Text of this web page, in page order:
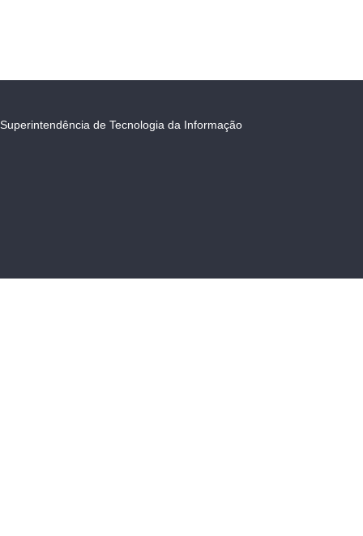
Superintendência de Tecnologia da Informação